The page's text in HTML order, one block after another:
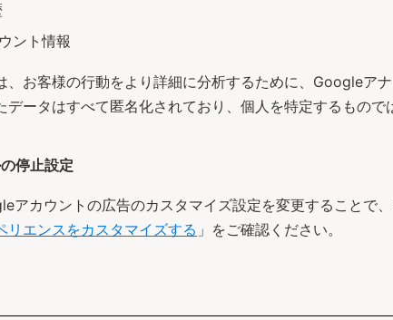
ント情報
、お客様の行動をより詳細に分析するために、Googleア
データはすべて匿名化されており、個人を特定するもので
停止設定
アカウントの広告のカスタマイズ設定を変更することで
リエンスをカスタマイズする 」をご確認ください。